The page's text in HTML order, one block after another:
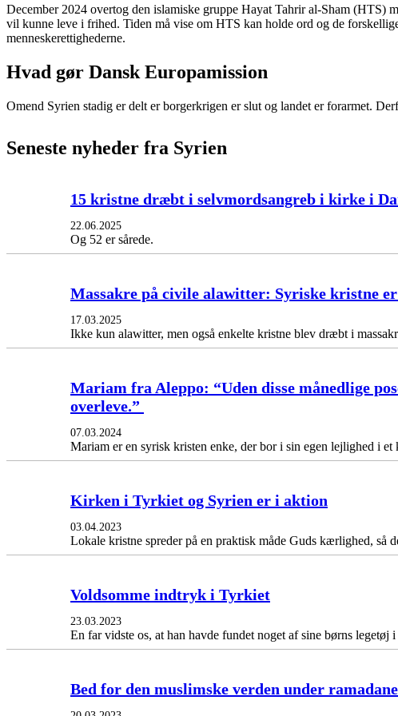
December 2024 overtog den islamiske gruppe Hayat Tahrir al-Sham (HTS)
vil kunne leve i frihed. Tiden må vise om HTS kan holde ord og de
menneskerettighederne.
Hvad gør Dansk Europamission
Omend Syrien stadig er delt er borgerkrigen er slut og landet er forarmet.
Seneste nyheder fra Syrien
15 kristne dræbt i selvmordsangreb i kirke i
22.06.2025
Og 52 er sårede.
Massakre på civile alawitter: Syriske kristne
17.03.2025
Ikke kun alawitter, men også enkelte kristne blev dræbt i
Mariam fra Aleppo: “Uden disse månedlige
overleve.”
07.03.2024
Mariam er en syrisk kristen enke, der bor i sin egen lejlighed i
Kirken i Tyrkiet og Syrien er i aktion
03.04.2023
Lokale kristne spreder på en praktisk måde Guds kærlighed, så
Voldsomme indtryk i Tyrkiet
23.03.2023
En far vidste os, at han havde fundet noget af sine børns legetøj
Bed for den muslimske verden under